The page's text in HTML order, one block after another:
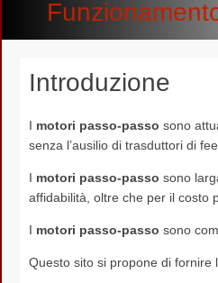
Introduzione
I motori passo-passo sono
senza l’ausilio di trasduttori di
I motori passo-passo sono
affidabilità, oltre che per il costo
I motori passo-passo sono
Questo sito si propone di